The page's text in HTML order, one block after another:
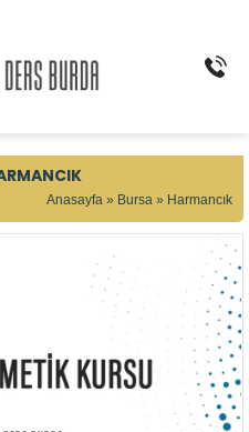
Anasayfa » Bursa » Harmancık